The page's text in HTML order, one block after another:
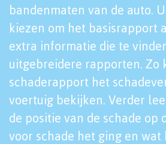
bandenmaten van de auto.
kiezen om het basisrapport
extra informatie die te
uitgebreidere rapporten. Zo
schaderapport het
voertuig bekijken. Verder
de positie van de schade op
voor schade het ging en wat